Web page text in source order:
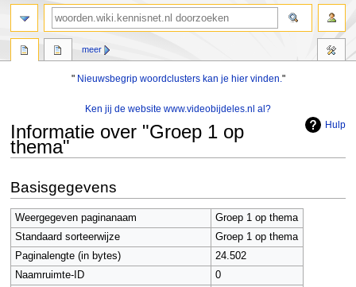
" Nieuwsbegrip woordclusters kan je hier vinden."
Ken jij de website www.videobijdeles.nl al?
Hulp
Informatie over "Groep 1 op
thema"
navigatie
springen
zoeken
springen
Basisgegevens
Weergegeven paginanaam
Groep 1 op thema
Standaard sorteerwijze
Groep 1 op thema
Paginalengte (in bytes)
24.502
Naamruimte-ID
0
meer
zoeken